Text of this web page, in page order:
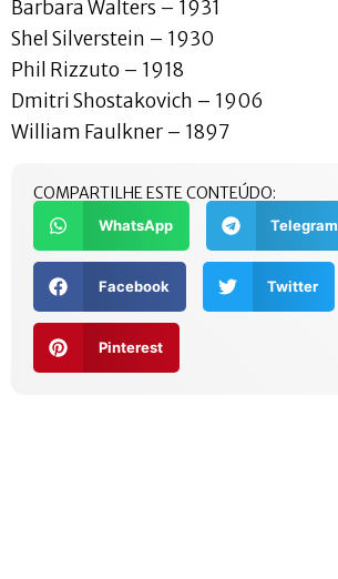
Barbara Walters – 1931
Shel Silverstein – 1930
Phil Rizzuto – 1918
Dmitri Shostakovich – 1906
William Faulkner – 1897
COMPARTILHE ESTE CONTEÚDO:
WhatsApp Telegram
Facebook Twitter
Pinterest